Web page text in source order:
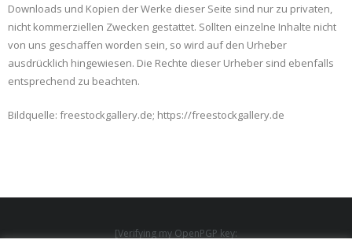
Downloads und Kopien der Werke dieser Seite sind nur zu privaten,
nicht kommerziellen Zwecken gestattet. Sollten einzelne Inhalte nicht
von uns geschaffen worden sein, so wird auf den Urheber
ausdrücklich hingewiesen. Die Rechte dieser Urheber sind ebenfalls
entsprechend zu beachten.
Bildquelle: freestockgallery.de; https://freestockgallery.de
[Verifying my OpenPGP key: